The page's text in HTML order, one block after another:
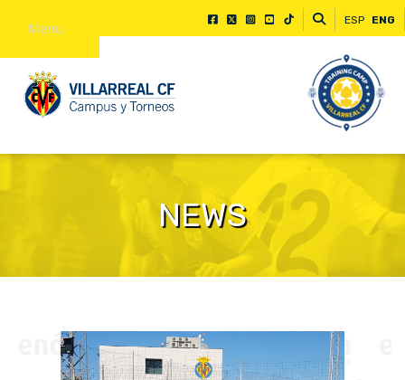
Menu ESP ENG
NEWS